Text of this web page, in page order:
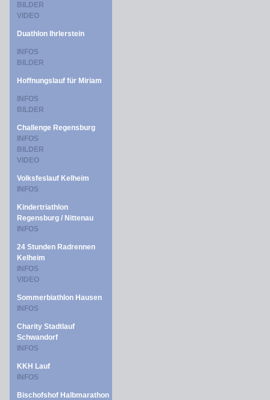
BILDER
VIDEO
Duathlon Ihrlerstein
INFOS
BILDER
Hoffnungslauf für Miriam
INFOS
BILDER
Challenge Regensburg
INFOS
BILDER
VIDEO
Volksfeslauf Kelheim
INFOS
Kindertriathlon
Regensburg / Nittenau
INFOS
24 Stunden Radrennen
Kelheim
INFOS
VIDEO
Sommerbiathlon Hausen
INFOS
Charity Stadtlauf
Schwandorf
INFOS
KKH Lauf
INFOS
Bischofshof Halbmarathon